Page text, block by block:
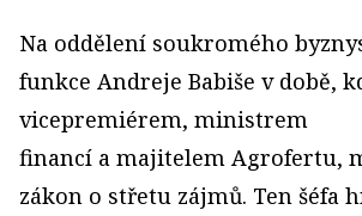
Na oddělení soukromého
funkce Andreje Babiše v době,
vicepremiérem, ministrem
financí a majitelem Agrofertu,
zákon o střetu zájmů. Ten šéfa